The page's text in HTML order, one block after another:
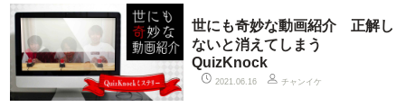
世にも奇妙な動画紹介 正解し
ないと消えてしまう
QuizKnock
2021.06.16 チャンイケ